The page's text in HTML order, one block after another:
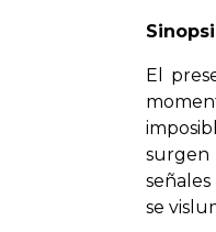
El
surgen
se